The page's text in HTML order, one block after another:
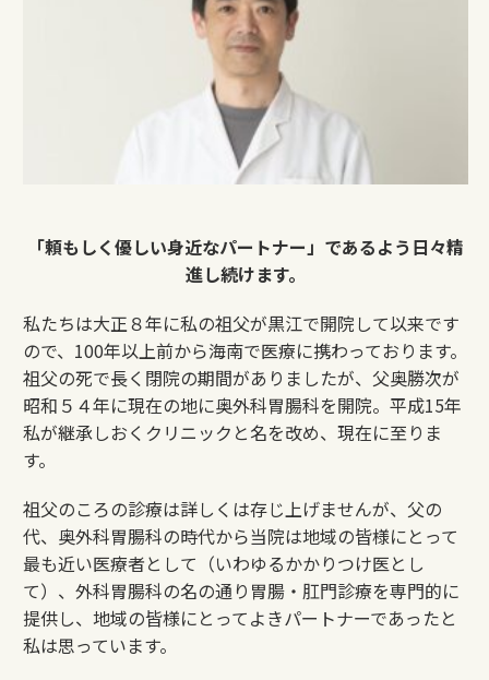
「頼もしく優しい身近なパートナー」であるよう日々精
進し続けます。
私たちは大正８年に私の祖父が黒江で開院して以来です
ので、100年以上前から海南で医療に携わっております。
祖父の死で長く閉院の期間がありましたが、父奥勝次が
昭和５４年に現在の地に奥外科胃腸科を開院。平成15年
私が継承しおくクリニックと名を改め、現在に至りま
す。
祖父のころの診療は詳しくは存じ上げませんが、父の
代、奥外科胃腸科の時代から当院は地域の皆様にとって
最も近い医療者として（いわゆるかかりつけ医とし
て）、外科胃腸科の名の通り胃腸・肛門診療を専門的に
提供し、地域の皆様にとってよきパートナーであったと
私は思っています。